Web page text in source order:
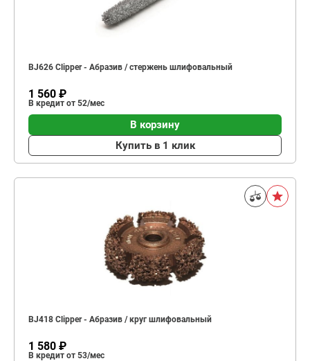
BJ626 Clipper - Абразив / стержень шлифовальный
1 560 ₽
В кредит от 52/мес
В корзину
Купить в 1 клик
BJ418 Clipper - Абразив / круг шлифовальный
1 580 ₽
В кредит от 53/мес